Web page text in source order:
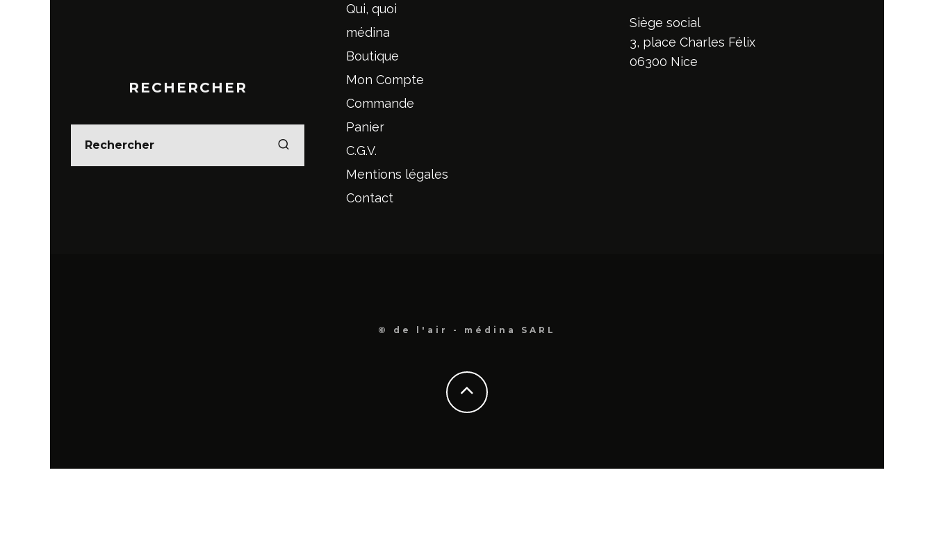
RECHERCHER
Qui, quoi
médina
Boutique
Mon Compte
Commande
Panier
C.G.V.
Mentions légales
Contact
Siège social
3, place Charles Félix
06300 Nice
© de l'air - médina SARL